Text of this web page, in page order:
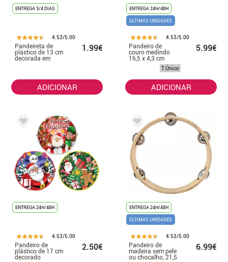
ENTREGA 3/4 DIAS
4.53/5.00
Pandeireta de
plástico de 13 cm
decorada em
1.99€
ADICIONAR
ENTREGA 24H/48H
ÚLTIMAS UNIDADES
4.53/5.00
Pandeiro de
couro medindo
16,5 x 4,3 cm
5.99€
T.Único
ADICIONAR
ENTREGA 24H/48H
4.53/5.00
Pandeiro de
plástico de 17 cm
decorado
2.50€
ENTREGA 24H/48H
ÚLTIMAS UNIDADES
4.53/5.00
Pandeiro de
madeira sem pele
ou chocalho, 21,5
6.99€